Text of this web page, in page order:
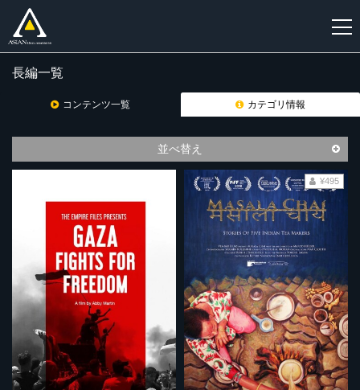
登
長編一覧
コンテンツ一覧 カテゴリ情報
並べ替え
¥495